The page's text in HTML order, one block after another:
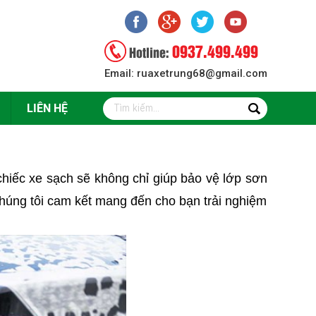
Hotline: 0937.499.499
Email: ruaxetrung68@gmail.com
LIÊN HỆ
xe sạch sẽ không chỉ giúp bảo vệ lớp sơn
tôi cam kết mang đến cho bạn trải nghiệm